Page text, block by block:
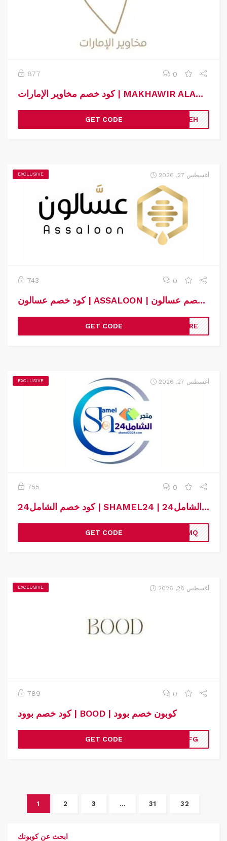
877 0
كود خصم مخاوير الإمارات | MAKHAWIR ALAMARAT | كوبون خصم مخاوير الإمارات
GET CODE BCEH
EXCLUSIVE أغسطس 27, 2026
743 0
كود خصم عسالون | ASSALOON | كوبون خصم عسالون
GET CODE RMRE
EXCLUSIVE أغسطس 27, 2026
755 0
كود خصم الشامل24 | SHAMEL24 | كوبون خصم الشامل24
GET CODE CQMQ
EXCLUSIVE أغسطس 28, 2026
789 0
كود خصم بوود | BOOD | كوبون خصم بوود
GET CODE CBFG
1 2 3 … 31 32
ابحث عن كوبونك